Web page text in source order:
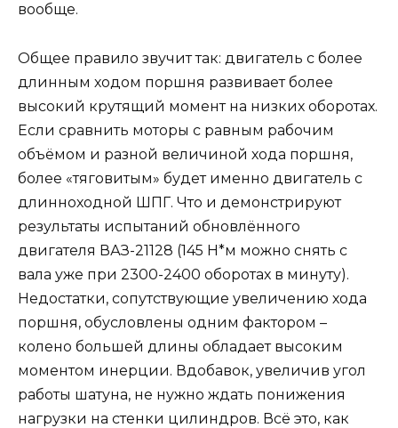
вообще.
Общее правило звучит так: двигатель с более
длинным ходом поршня развивает более
высокий крутящий момент на низких оборотах.
Если сравнить моторы с равным рабочим
объёмом и разной величиной хода поршня,
более «тяговитым» будет именно двигатель с
длинноходной ШПГ. Что и демонстрируют
результаты испытаний обновлённого
двигателя ВАЗ-21128 (145 Н*м можно снять с
вала уже при 2300-2400 оборотах в минуту).
Недостатки, сопутствующие увеличению хода
поршня, обусловлены одним фактором –
колено большей длины обладает высоким
моментом инерции. Вдобавок, увеличив угол
работы шатуна, не нужно ждать понижения
нагрузки на стенки цилиндров. Всё это, как